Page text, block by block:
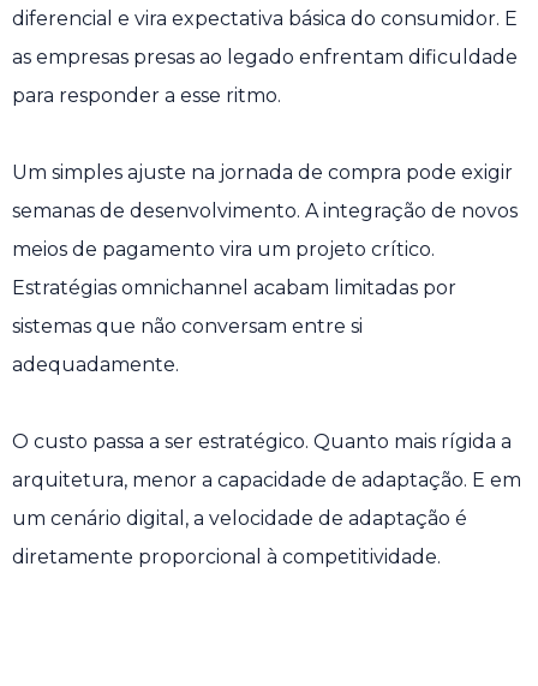
diferencial e vira expectativa básica do consumidor. E
as empresas presas ao legado enfrentam dificuldade
para responder a esse ritmo.
Um simples ajuste na jornada de compra pode exigir
semanas de desenvolvimento. A integração de novos
meios de pagamento vira um projeto crítico.
Estratégias omnichannel acabam limitadas por
sistemas que não conversam entre si
adequadamente.
O custo passa a ser estratégico. Quanto mais rígida a
arquitetura, menor a capacidade de adaptação. E em
um cenário digital, a velocidade de adaptação é
diretamente proporcional à competitividade.